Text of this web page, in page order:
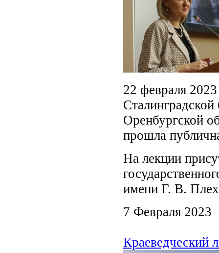
22 февраля
Оренбургской
прошла
На лекции
имени Г. В.
7 Февраля 2023